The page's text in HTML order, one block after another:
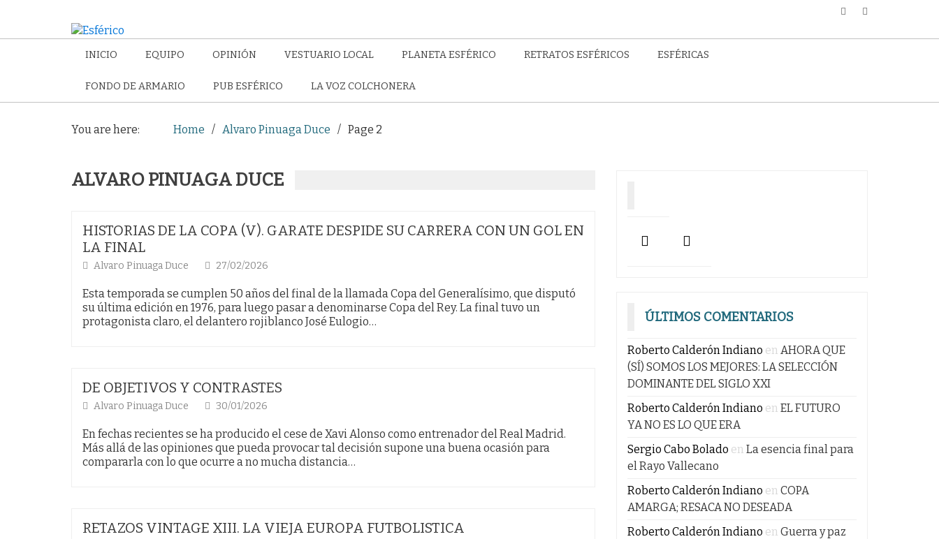
INICIO EQUIPO OPINIÓN VESTUARIO LOCAL PLANETA ESFÉRICO RETRATOS ESFÉRICOS ESFÉRICAS
FONDO DE ARMARIO PUB ESFÉRICO LA VOZ COLCHONERA
You are here: Home Alvaro Pinuaga Duce Page 2
ALVARO PINUAGA DUCE
HISTORIAS DE LA COPA (V). GARATE DESPIDE SU CARRERA CON UN GOL EN
LA FINAL
Alvaro Pinuaga Duce 27/02/2026
Esta temporada se cumplen 50 años del final de la llamada Copa del Generalísimo, que disputó
su última edición en 1976, para luego pasar a denominarse Copa del Rey. La final tuvo un
protagonista claro, el delantero rojiblanco José Eulogio…
DE OBJETIVOS Y CONTRASTES
Alvaro Pinuaga Duce 30/01/2026
En fechas recientes se ha producido el cese de Xavi Alonso como entrenador del Real Madrid.
Más allá de las opiniones que pueda provocar tal decisión supone una buena ocasión para
compararla con lo que ocurre a no mucha distancia…
RETAZOS VINTAGE XIII. LA VIEJA EUROPA FUTBOLISTICA
ÚLTIMOS COMENTARIOS
Roberto Calderón Indiano en AHORA QUE
(SÍ) SOMOS LOS MEJORES: LA SELECCIÓN
DOMINANTE DEL SIGLO XXI
Roberto Calderón Indiano en EL FUTURO
YA NO ES LO QUE ERA
Sergio Cabo Bolado en La esencia final para
el Rayo Vallecano
Roberto Calderón Indiano en COPA
AMARGA; RESACA NO DESEADA
Roberto Calderón Indiano en Guerra y paz